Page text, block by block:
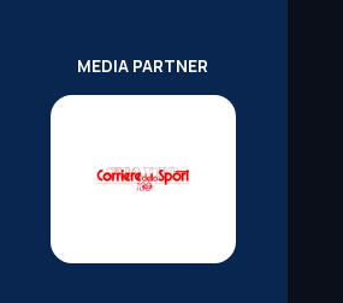
MEDIA PARTNER